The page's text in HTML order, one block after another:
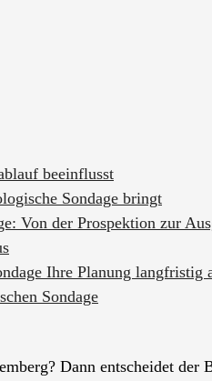
beeinflusst
Sondage bringt
Von der Prospektion zur
Ihre Planung langfristig
Sondage
Dann entscheidet